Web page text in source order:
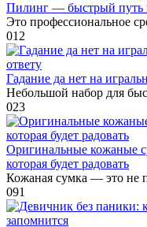
Пилинг — быстрый путь
Это профессиональное
012
Гадание да нет на
Небольшой набор для
023
Оригинальные кожаные
которая будет радовать
Кожаная сумка — это не
091